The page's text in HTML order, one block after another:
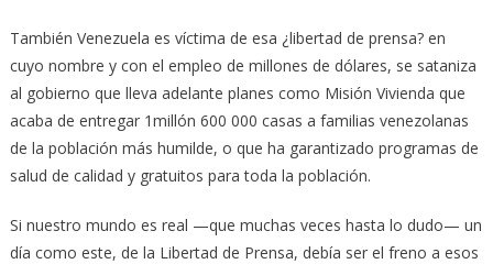
También Venezuela es víctima de esa ¿libertad de prensa? en
cuyo nombre y con el empleo de millones de dólares, se sataniza
al gobierno que lleva adelante planes como Misión Vivienda que
acaba de entregar 1millón 600 000 casas a familias venezolanas
de la población más humilde, o que ha garantizado programas de
salud de calidad y gratuitos para toda la población.
Si nuestro mundo es real —que muchas veces hasta lo dudo— un
día como este, de la Libertad de Prensa, debía ser el freno a esos